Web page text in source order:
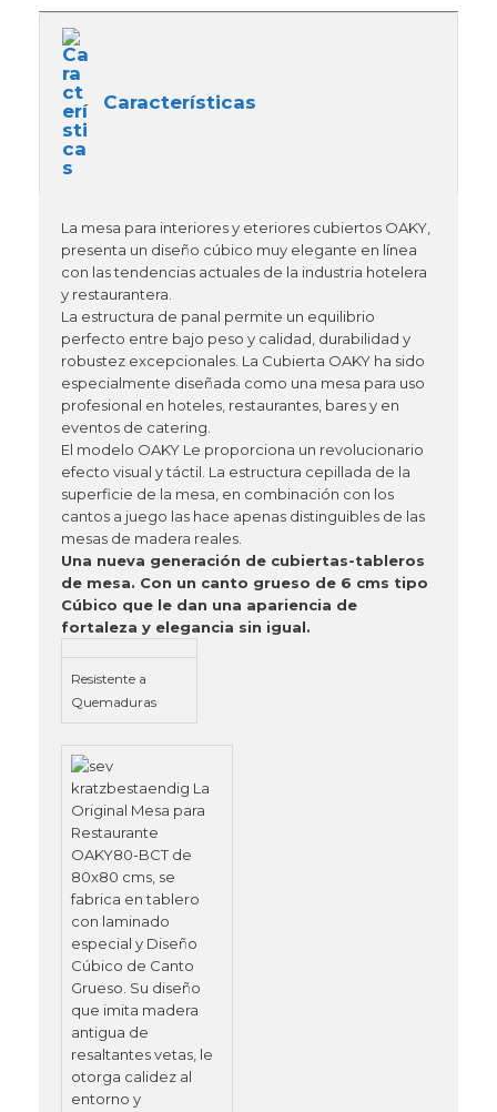
Características
La mesa para interiores y eteriores cubiertos OAKY,
presenta un diseño cúbico muy elegante en línea
con las tendencias actuales de la industria hotelera
y restaurantera.
La estructura de panal permite un equilibrio
perfecto entre bajo peso y calidad, durabilidad y
robustez excepcionales. La Cubierta OAKY ha sido
especialmente diseñada como una mesa para uso
profesional en hoteles, restaurantes, bares y en
eventos de catering.
El modelo OAKY Le proporciona un revolucionario
efecto visual y táctil. La estructura cepillada de la
superficie de la mesa, en combinación con los
cantos a juego las hace apenas distinguibles de las
mesas de madera reales.
Una nueva generación de cubiertas-tableros
de mesa. Con un canto grueso de 6 cms tipo
Cúbico que le dan una apariencia de
fortaleza y elegancia sin igual.
Resistente a
Quemaduras